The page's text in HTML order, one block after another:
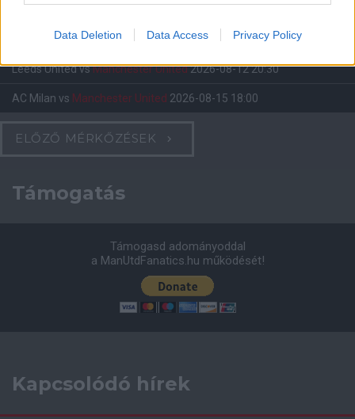
Data Deletion Data Access Privacy Policy
Leeds UnitedvsManchester United2026-08-12 20:30
AC Milan vs Manchester United 2026-08-15 18:00
ELŐZŐ MÉRKŐZÉSEK
Támogatás
Támogasd adományoddal
a ManUtdFanatics.hu működését!
Kapcsolódó hírek